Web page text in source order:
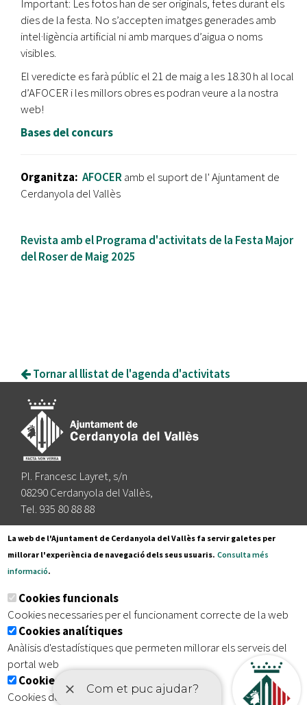
Important: Les fotos han de ser originals, fetes durant els
dies de la festa. No s’accepten imatges generades amb
intel·ligència artificial ni amb marques d’aigua o noms
visibles.
El veredicte es farà públic el 21 de maig a les 18.30 h al local
d’AFOCER i les millors obres es podran veure a la nostra
web!
Bases del concurs
Organitza: AFOCERamb el suport de l' Ajuntament de
Cerdanyola del Vallès
Revista amb el Programa d'activitats de la Festa Major
del Roser de Maig 2025
Tornar al llistat de l'agenda d'activitats
Pl. Francesc Layret, s/n
08290 Cerdanyola del Vallès,
Tel. 935 80 88 88
Segueix-nos a:
Subscriu-te al nostre butlletí
Inici | Avís legal | Protecció de dades
| Accessibilitat
La web de l'Ajuntament de Cerdanyola del Vallès fa servir galetes per
millorar l'experiència de navegació dels seus usuaris. Consulta més
informació.
Cookies funcionals
Cookies necessaries per el funcionament correcte de la web
Cookies analítiques
Anàlisis d'estadístiques que permeten millorar els serveis del
portal web
Cookies publicitàries
Cookies de tercers amb finalitat publicitària